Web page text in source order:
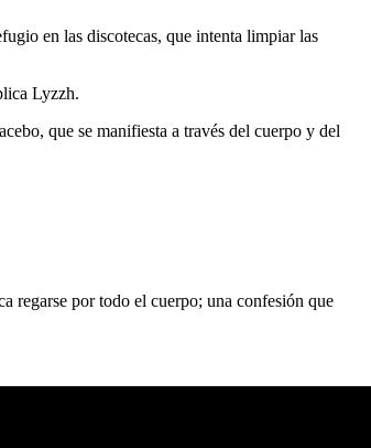
en las discotecas, que intenta limpiar las
Lyzzh.
que se manifiesta a través del cuerpo y del
regarse por todo el cuerpo; una confesión que